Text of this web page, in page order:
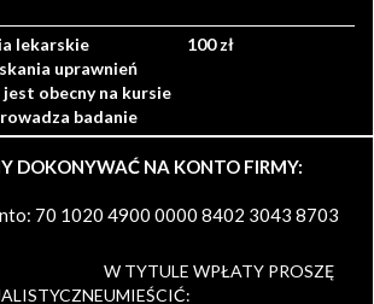
lekarskie
uprawnień
jest obecny na kursie
badanie
100 zł
DOKONYWAĆ NA KONTO FIRMY:
70 1020 4900 0000 8402 3043 8703
W TYTULE WPŁATY PROSZĘ
UMIEŚCIĆ: